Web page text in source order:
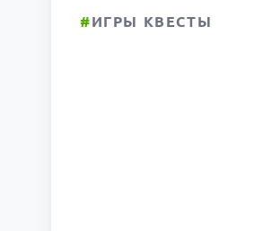
#ИГРЫ КВЕСТЫ